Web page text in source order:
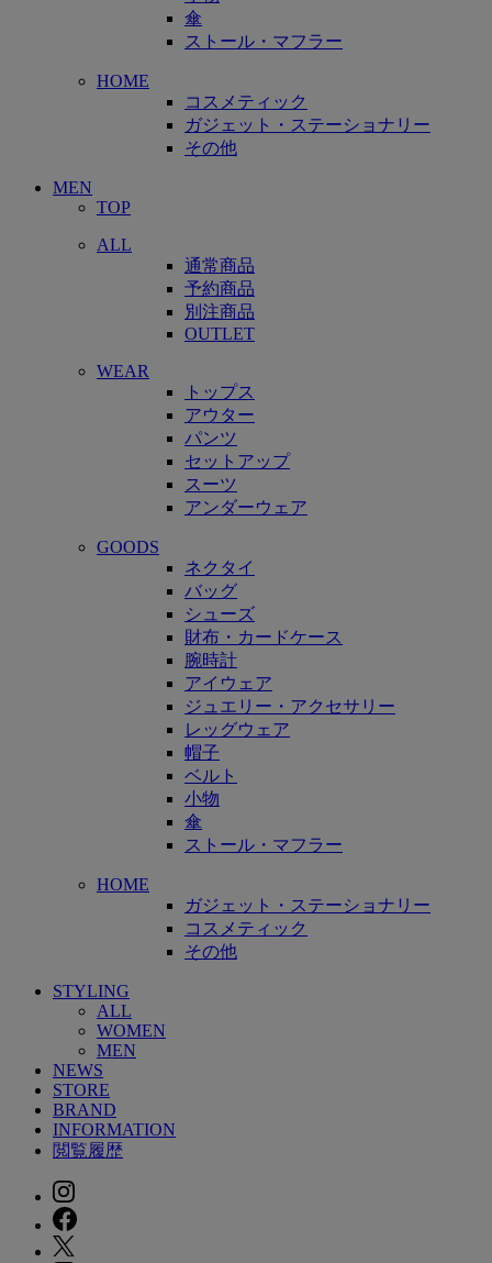
傘
ストール・マフラー
HOME
コスメティック
ガジェット・ステーショナリー
その他
MEN
TOP
ALL
通常商品
予約商品
別注商品
OUTLET
WEAR
トップス
アウター
パンツ
セットアップ
スーツ
アンダーウェア
GOODS
ネクタイ
バッグ
シューズ
財布・カードケース
腕時計
アイウェア
ジュエリー・アクセサリー
レッグウェア
帽子
ベルト
小物
傘
ストール・マフラー
HOME
ガジェット・ステーショナリー
コスメティック
その他
STYLING
ALL
WOMEN
MEN
NEWS
STORE
BRAND
INFORMATION
閲覧履歴